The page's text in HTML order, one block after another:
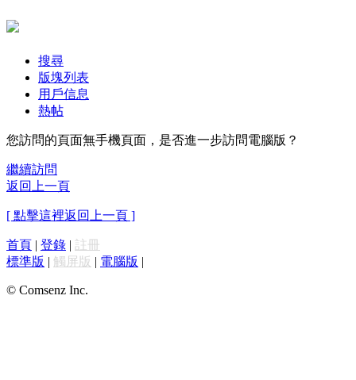
搜尋
版塊列表
用戶信息
熱帖
您訪問的頁面無手機頁面，是否進一步訪問電腦版？
繼續訪問
返回上一頁
[ 點擊這裡返回上一頁 ]
首頁 | 登錄 | 註冊
標準版 | 觸屏版 | 電腦版 |
© Comsenz Inc.